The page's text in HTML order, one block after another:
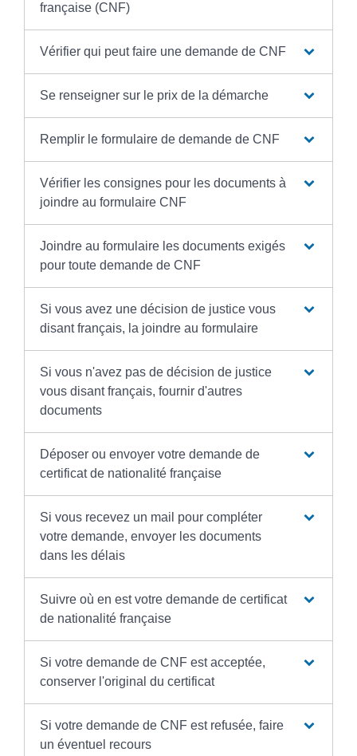
française (CNF)
Vérifier qui peut faire une demande de CNF
Se renseigner sur le prix de la démarche
Remplir le formulaire de demande de CNF
Vérifier les consignes pour les documents à
joindre au formulaire CNF
Joindre au formulaire les documents exigés
pour toute demande de CNF
Si vous avez une décision de justice vous
disant français, la joindre au formulaire
Si vous n'avez pas de décision de justice
vous disant français, fournir d'autres
documents
Déposer ou envoyer votre demande de
certificat de nationalité française
Si vous recevez un mail pour compléter
votre demande, envoyer les documents
dans les délais
Suivre où en est votre demande de certificat
de nationalité française
Si votre demande de CNF est acceptée,
conserver l'original du certificat
Si votre demande de CNF est refusée, faire
un éventuel recours